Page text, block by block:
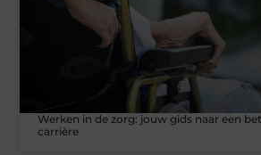
Werken in de zorg: jouw gids naar een
carrière